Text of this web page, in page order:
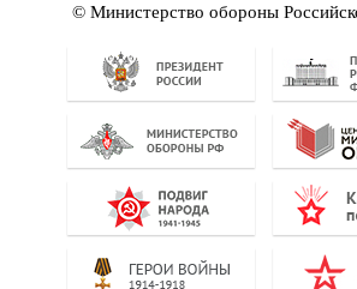
© Министерство обороны